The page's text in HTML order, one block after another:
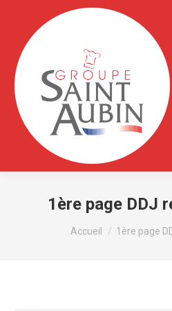
1ère page DDJ
Vous êtes ici :
Accueil 1ère page